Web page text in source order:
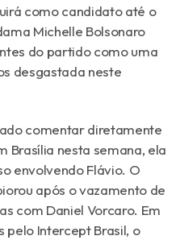
como candidato até o
Michelle Bolsonaro
do partido como uma
desgastada neste
comentar diretamente
Brasília nesta semana, ela
envolvendo Flávio. O
após o vazamento de
com Daniel Vorcaro. Em
pelo Intercept Brasil, o